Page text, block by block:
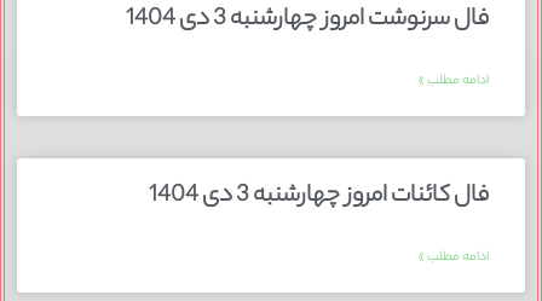
فال سرنوشت امروز چهارشنبه 3 دی 1404
ادامه مطلب »
فال کائنات امروز چهارشنبه 3 دی 1404
ادامه مطلب »